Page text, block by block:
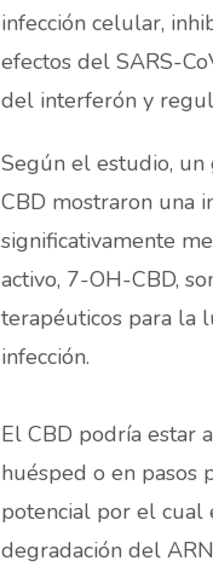
infección celular,
efectos del SARS-
del interferón y
Según el estudio,
CBD mostraron una
significativamente
activo, 7-OH-CBD,
terapéuticos para la
infección.
El CBD podría estar
huésped o en pasos
potencial por el cual
degradación del